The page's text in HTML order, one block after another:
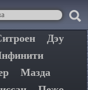
Дэу
Мазда